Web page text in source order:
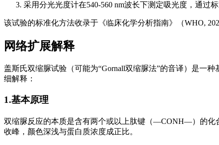
采用分光光度计在540-560 nm波长下测定吸光度，通过
该试验的标准化方法收录于《临床化学分析指南》（WHO,
网络扩展解释
盖斯氏双缩脲试验（可能为“Gornall双缩脲法”的音译）是一
细解释：
1.基本原理
双缩脲反应的本质是含有两个或以上肽键（—CONH—）的化
收峰，颜色深浅与蛋白质浓度成正比。